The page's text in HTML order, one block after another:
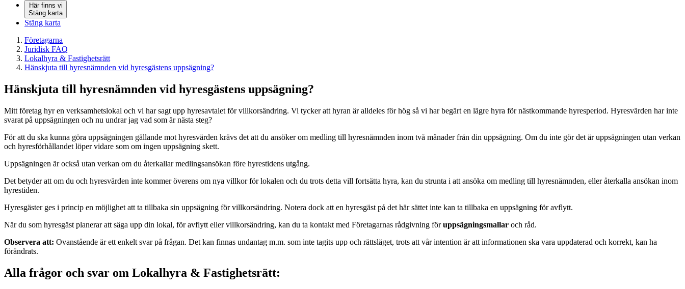
Här finns vi
Stäng karta
Stäng karta
Företagarna
Juridisk FAQ
Lokalhyra & Fastighetsrätt
Hänskjuta till hyresnämnden vid hyresgästens uppsägning?
Hänskjuta till hyresnämnden vid hyresgästens uppsägning?
Mitt företag hyr en verksamhetslokal och vi har sagt upp hyresavtalet för villkorsändring. Vi tycker att hyran är alldeles för hög så vi har begärt en lägre hyra för nästkommande hyresperiod. Hyresvärden har inte
svarat på uppsägningen och nu undrar jag vad som är nästa steg?
För att du ska kunna göra uppsägningen gällande mot hyresvärden krävs det att du ansöker om medling till hyresnämnden inom två månader från din uppsägning. Om du inte gör det är uppsägningen utan verkan
och hyresförhållandet löper vidare som om ingen uppsägning skett.
Uppsägningen är också utan verkan om du återkallar medlingsansökan före hyrestidens utgång.
Det betyder att om du och hyresvärden inte kommer överens om nya villkor för lokalen och du trots detta vill fortsätta hyra, kan du strunta i att ansöka om medling till hyresnämnden, eller återkalla ansökan inom
hyrestiden.
Hyresgäster ges i princip en möjlighet att ta tillbaka sin uppsägning för villkorsändring. Notera dock att en hyresgäst på det här sättet inte kan ta tillbaka en uppsägning för avflytt.
När du som hyresgäst planerar att säga upp din lokal, för avflytt eller villkorsändring, kan du ta kontakt med Företagarnas rådgivning föruppsägningsmallar och råd.
Observera att: Ovanstående är ett enkelt svar på frågan. Det kan finnas undantag m.m. som inte tagits upp och rättsläget, trots att vår intention är att informationen ska vara uppdaterad och korrekt, kan ha
förändrats.
Alla frågor och svar om Lokalhyra & Fastighetsrätt: